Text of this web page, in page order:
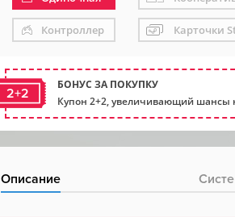
Контроллер Карточки
2+2
БОНУС ЗА ПОКУПКУ
Купон 2+2, увеличивающий шансы
Описание